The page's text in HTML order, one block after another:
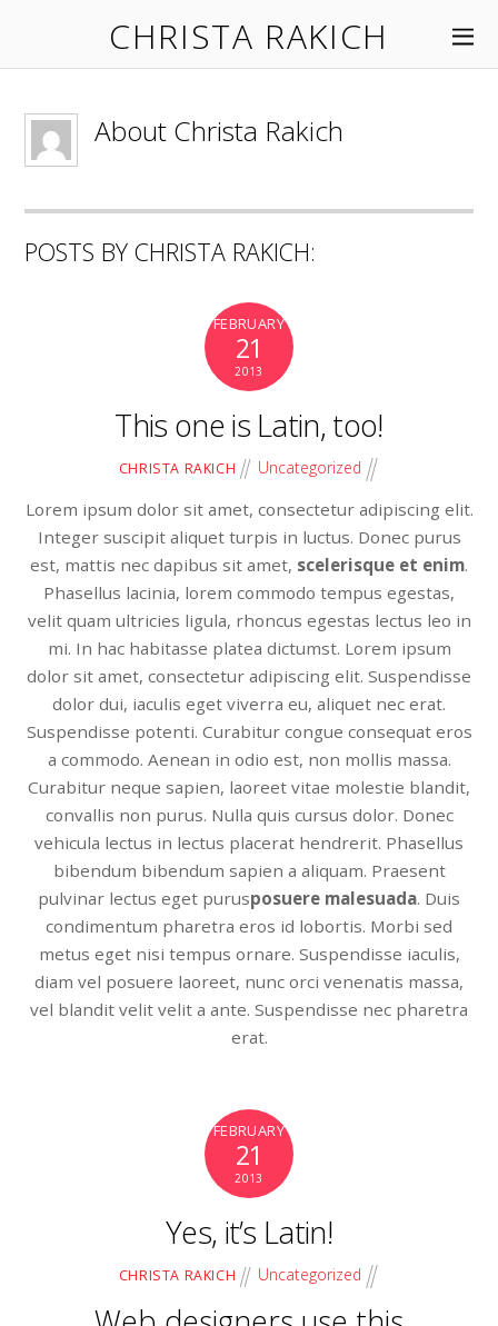
CHRISTA RAKICH
About Christa Rakich
POSTS BY CHRISTA RAKICH:
FEBRUARY
21
2013
This one is Latin, too!
CHRISTA RAKICH Uncategorized
Lorem ipsum dolor sit amet, consectetur adipiscing elit.
Integer suscipit aliquet turpis in luctus. Donec purus
est, mattis nec dapibus sit amet, scelerisque et enim.
Phasellus lacinia, lorem commodo tempus egestas,
velit quam ultricies ligula, rhoncus egestas lectus leo in
mi. In hac habitasse platea dictumst. Lorem ipsum
dolor sit amet, consectetur adipiscing elit. Suspendisse
dolor dui, iaculis eget viverra eu, aliquet nec erat.
Suspendisse potenti. Curabitur congue consequat eros
a commodo. Aenean in odio est, non mollis massa.
Curabitur neque sapien, laoreet vitae molestie blandit,
convallis non purus. Nulla quis cursus dolor. Donec
vehicula lectus in lectus placerat hendrerit. Phasellus
bibendum bibendum sapien a aliquam. Praesent
pulvinar lectus eget purusposuere malesuada. Duis
condimentum pharetra eros id lobortis. Morbi sed
metus eget nisi tempus ornare. Suspendisse iaculis,
diam vel posuere laoreet, nunc orci venenatis massa,
vel blandit velit velit a ante. Suspendisse nec pharetra
erat.
FEBRUARY
21
2013
Yes, it’s Latin!
CHRISTA RAKICH Uncategorized